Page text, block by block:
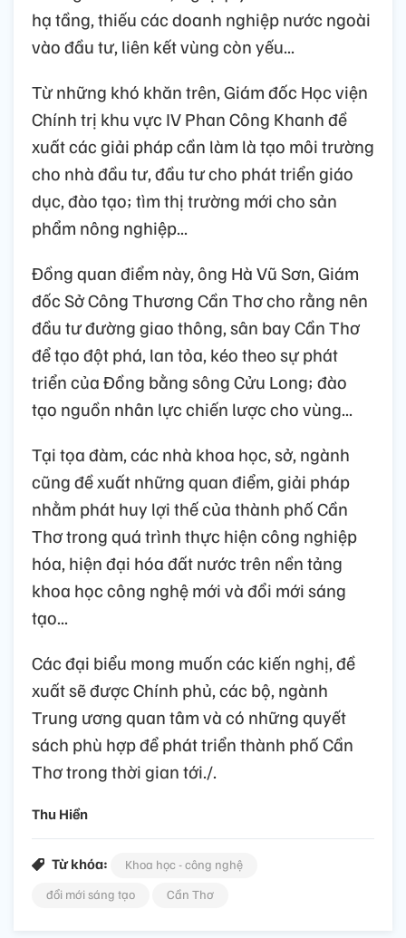
hạ tầng, thiếu các doanh nghiệp nước ngoài
vào đầu tư, liên kết vùng còn yếu...
Từ những khó khăn trên, Giám đốc Học viện
Chính trị khu vực IV Phan Công Khanh đề
xuất các giải pháp cần làm là tạo môi trường
cho nhà đầu tư, đầu tư cho phát triển giáo
dục, đào tạo; tìm thị trường mới cho sản
phẩm nông nghiệp...
Đồng quan điểm này, ông Hà Vũ Sơn, Giám
đốc Sở Công Thương Cần Thơ cho rằng nên
đầu tư đường giao thông, sân bay Cần Thơ
để tạo đột phá, lan tỏa, kéo theo sự phát
triển của Đồng bằng sông Cửu Long; đào
tạo nguồn nhân lực chiến lược cho vùng...
Tại tọa đàm, các nhà khoa học, sở, ngành
cũng đề xuất những quan điểm, giải pháp
nhằm phát huy lợi thế của thành phố Cần
Thơ trong quá trình thực hiện công nghiệp
hóa, hiện đại hóa đất nước trên nền tảng
khoa học công nghệ mới và đổi mới sáng
tạo...
Các đại biểu mong muốn các kiến nghị, đề
xuất sẽ được Chính phủ, các bộ, ngành
Trung ương quan tâm và có những quyết
sách phù hợp để phát triển thành phố Cần
Thơ trong thời gian tới./.
Thu Hiền
Từ khóa:
Khoa học - công nghệ
đổi mới sáng tạo
Cần Thơ